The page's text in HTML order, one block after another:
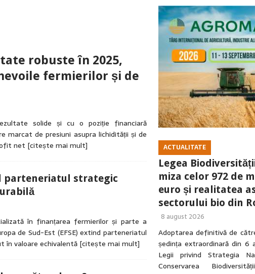
termic – provocări majore pentru culturile horticole
ACTUALITATE
robuste în 2025,
fermierilor și de
solide și cu o poziție financiară
marcat de presiuni asupra lichidității și de
net [citește mai mult]
parteneriatul strategic
în finanțarea fermierilor și parte a
de Sud-Est (EFSE) extind parteneriatul
în valoare echivalentă [citește mai mult]
ACTUALITATE
Legea
miza celor 972 de
euro și realitatea
sectorului bio din
8 august 2026
Adoptarea definitivă de
ședința extraordinară din 6
Legii privind Strategia
Conservarea